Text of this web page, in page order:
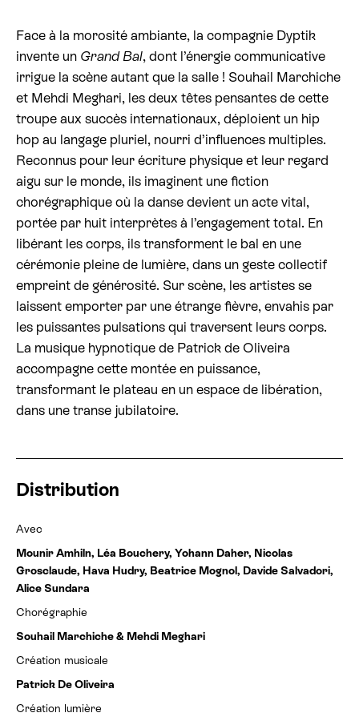
Billetterie cinéma
Rechercher
Face à la morosité ambiante, la compagnie Dyptik
invente un Grand Bal, dont l’énergie communicative
irrigue la scène autant que la salle ! Souhail Marchiche
et Mehdi Meghari, les deux têtes pensantes de cette
troupe aux succès internationaux, déploient un hip
hop au langage pluriel, nourri d’influences multiples.
Reconnus pour leur écriture physique et leur regard
aigu sur le monde, ils imaginent une fiction
chorégraphique où la danse devient un acte vital,
portée par huit interprètes à l’engagement total. En
libérant les corps, ils transforment le bal en une
cérémonie pleine de lumière, dans un geste collectif
empreint de générosité. Sur scène, les artistes se
laissent emporter par une étrange fièvre, envahis par
les puissantes pulsations qui traversent leurs corps.
La musique hypnotique de Patrick de Oliveira
accompagne cette montée en puissance,
transformant le plateau en un espace de libération,
dans une transe jubilatoire.
Distribution
Avec
Mounir Amhiln, Léa Bouchery, Yohann Daher, Nicolas
Grosclaude, Hava Hudry, Beatrice Mognol, Davide Salvadori,
Alice Sundara
Chorégraphie
Souhail Marchiche & Mehdi Meghari
Création musicale
Patrick De Oliveira
Création lumière